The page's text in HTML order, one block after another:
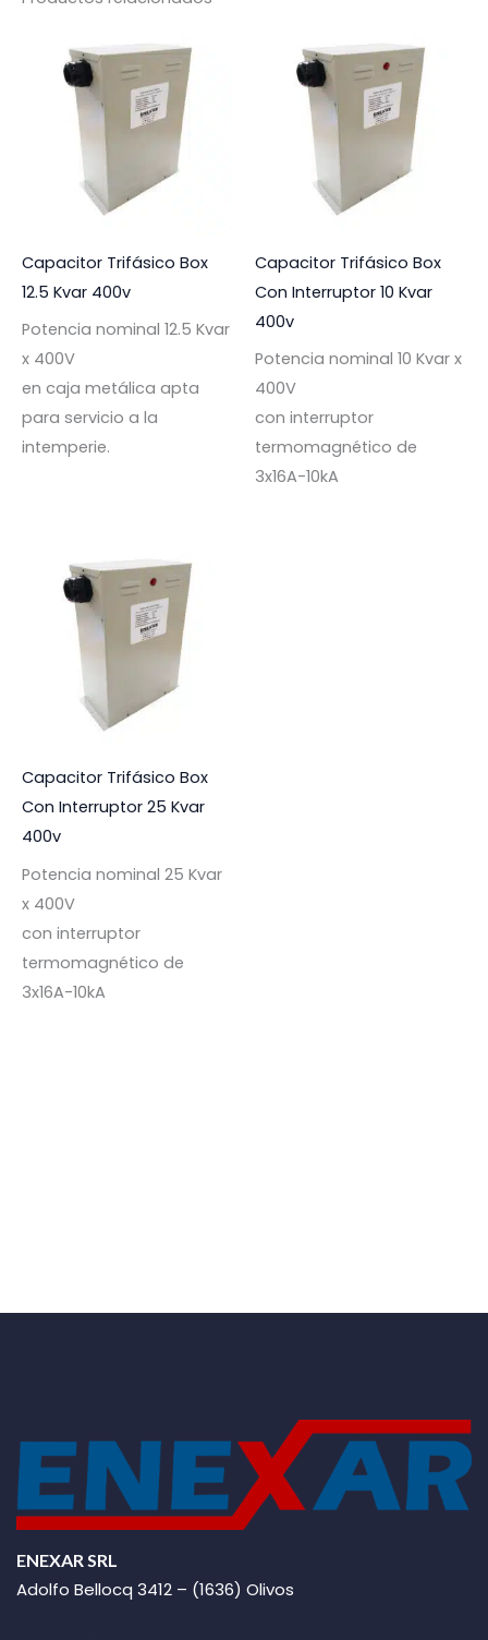
Capacitor Trifásico Box
12.5 Kvar 400v
Potencia nominal 12.5 Kvar
x 400V
en caja metálica apta
para servicio a la
intemperie.
Capacitor Trifásico Box
Con Interruptor 10 Kvar
400v
Potencia nominal 10 Kvar x
400V
con interruptor
termomagnético de
3x16A-10kA
Capacitor Trifásico Box
Con Interruptor 25 Kvar
400v
Potencia nominal 25 Kvar
x 400V
con interruptor
termomagnético de
3x16A-10kA
ENEXAR SRL
Adolfo Bellocq 3412 – (1636) Olivos